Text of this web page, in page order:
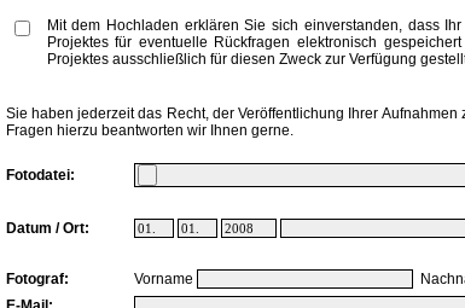
Mit dem Hochladen erklären Sie sich einverstanden, dass
Projektes für eventuelle Rückfragen elektronisch
Projektes ausschließlich für diesen Zweck zur Verfügung
Sie haben jederzeit das Recht, der Veröffentlichung Ihrer
Fragen hierzu beantworten wir Ihnen gerne.
Fotodatei:
Datum / Ort:
Fotograf: Vorname